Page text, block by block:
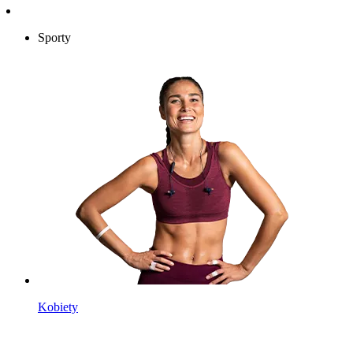
Sporty
Kobiety